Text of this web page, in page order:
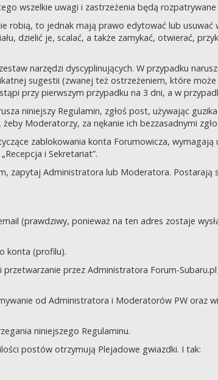
wszelkie uwagi i zastrzeżenia będą rozpatrywane
to jednak mają prawo edytować lub usuwać
dzielić je, scalać, a także zamykać, otwierać,
narzędzi dyscyplinujących. W przypadku
sugestii (zwanej też ostrzeżeniem, które
przy pierwszym przypadku na 3 dni, a w
niniejszy Regulamin, zgłoś post, używając
Moderatorzy, za nękanie ich bezzasadnymi
zablokowania konta Forumowicza, wymagają
i Sekretariat”.
zapytaj Administratora lub Moderatora. Postarają
(prawdziwy, ponieważ na ten adres zostaje
konta (profilu).
przez Administratora Forum-
od Administratora i Moderatorów PW oraz
niniejszego Regulaminu.
postów otrzymują Plejadowe gwiazdki. I tak: